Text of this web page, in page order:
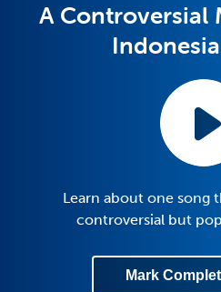
A Controversial
Learn about one song
controversial but
Mark